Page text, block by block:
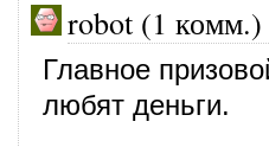
robot (1 комм.)
Главное
любят деньги.